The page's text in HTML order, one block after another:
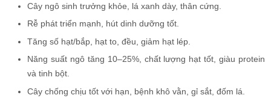
Cây ngô sinh trưởng khỏe, lá xanh dày, thân cứng.
Rễ phát triển mạnh, hút dinh dưỡng tốt.
Tăng số hạt/bắp, hạt to, đều, giảm hạt lép.
Năng suất ngô tăng 10–25%, chất lượng hạt tốt, giàu protein
và tinh bột.
Cây chống chịu tốt với hạn, bệnh khô vằn, gỉ sắt, đốm lá.